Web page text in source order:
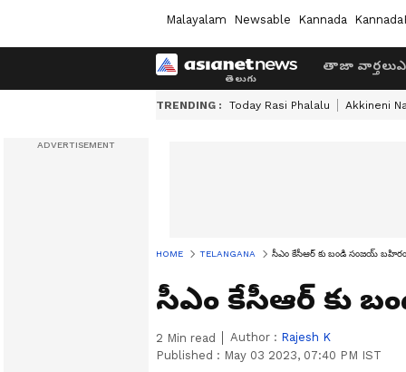
Malayalam Newsable Kannada
తాజా వార్తలు
TRENDING : Today Rasi Phalalu Akkineni
HOME TELANGANA సీఎం కేసీఆర్ కు బండి సంజయ్
సీఎం కేసీఆర్ కు
2 Min read Author : Rajesh K
Published : May 03 2023, 07:40 PM IST